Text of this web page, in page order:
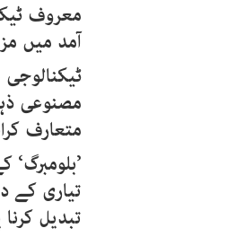
معروف
آمد میں
متعارف
تیاری کے
تبدیل